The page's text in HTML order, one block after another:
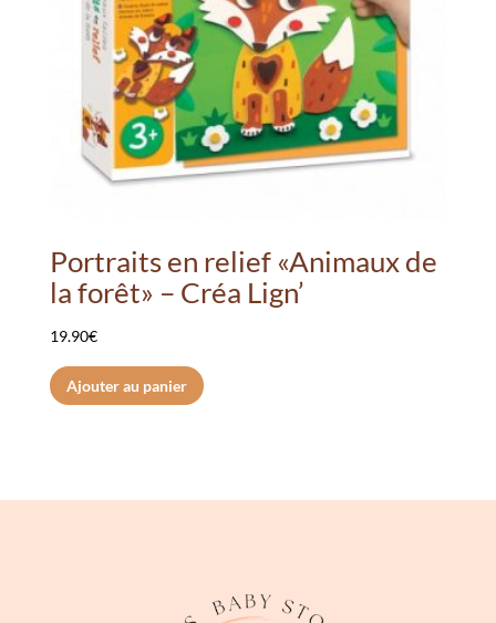
Portraits en relief «Animaux de
la forêt» – Créa Lign’
19.90€
Ajouter au panier